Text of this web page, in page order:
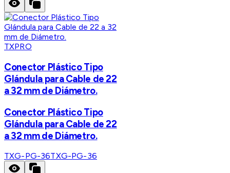
TXPRO
Conector Plástico Tipo
Glándula para Cable de 22
a 32 mm de Diámetro.
Conector Plástico Tipo
Glándula para Cable de 22
a 32 mm de Diámetro.
TXG-PG-36TXG-PG-36